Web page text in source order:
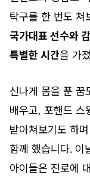
탁구를 한 번도 쳐
국가대표 선수와
특별한 시간을 가
신나게 몸을 푼 꿈
배우고, 포핸드 스
받아쳐보기도 하
함께 했습니다. 이
아이들은 진로에